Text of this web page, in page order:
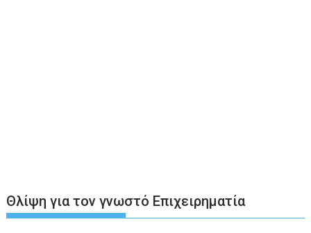
Θλίψη για τον γνωστό Επιχειρηματία